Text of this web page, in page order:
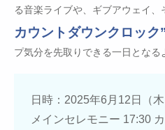
る音楽ライブや、ギブアウェイ、
カウントダウンクロック
プ気分を先取りできる一日となる
日時：2025年6月12日（
メインセレモニー 17:30